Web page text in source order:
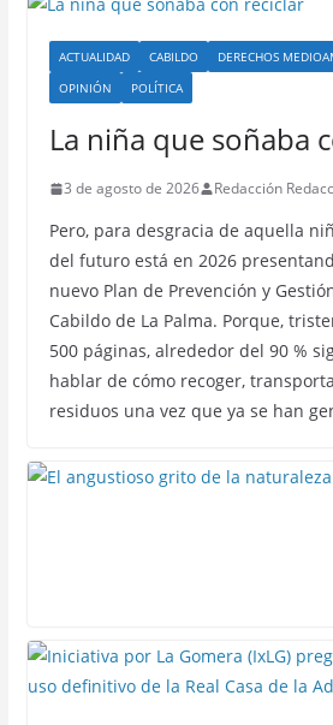
ACTUALIDAD CABILDO DERECHOS
OPINIÓN
POLÍTICA
La niña que soñaba
3 de agosto de 2026 Redacción
Pero, para desgracia de aquella
del futuro está en 2026
nuevo Plan de Prevención y
Cabildo de La Palma. Porque,
500 páginas, alrededor del 90 %
hablar de cómo recoger,
residuos una vez que ya se han